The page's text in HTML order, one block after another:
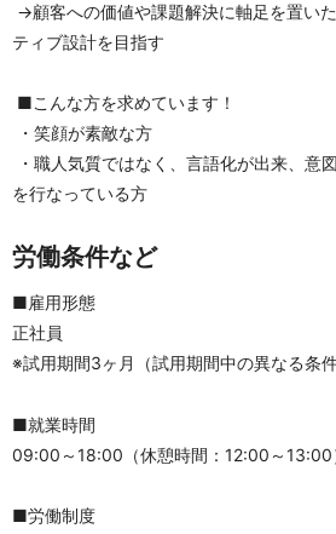
ティブ設計を目指す
■こんな方を求めています！
・笑顔が素敵な方
を行なっている方
労働条件など
■雇用形態
正社員
※試用期間3ヶ月（試用期間中の異なる条件
■就業時間
09:00～18:00（休憩時間：12:00～13:00
■労働制度